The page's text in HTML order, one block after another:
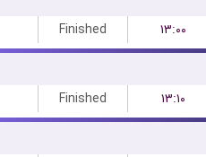
Finished
۱۳:۰۰
Finished
۱۳:۱۰